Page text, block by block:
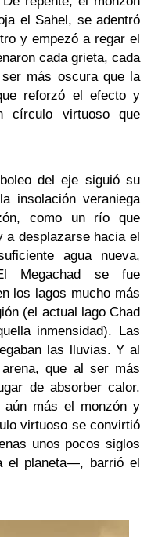
el Sahel, se adentró
y empezó a regar el
cada grieta, cada
más oscura que la
reforzó el efecto y
círculo virtuoso que
del eje siguió su
insolación veraniega
como un río que
a desplazarse hacia el
agua nueva,
Megachad se fue
los lagos mucho más
(el actual lago Chad
inmensidad). Las
las lluvias. Y al
que al ser más
de absorber calor.
aún más el monzón y
virtuoso se convirtió
unos pocos siglos
el planeta—, barrió el